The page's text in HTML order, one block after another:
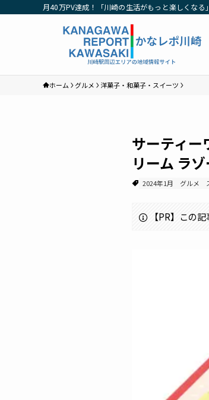
月40万PV達成！「川崎の生活がもっと楽しくなる
ホーム グルメ 洋菓子・和菓子・スイーツ
サーティー
リーム ラ
2024年1月 グルメ
【PR】この